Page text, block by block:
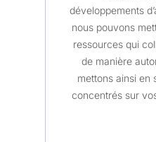
développements
nous pouvons
ressources qui
de manière
mettons ainsi en
concentrés sur